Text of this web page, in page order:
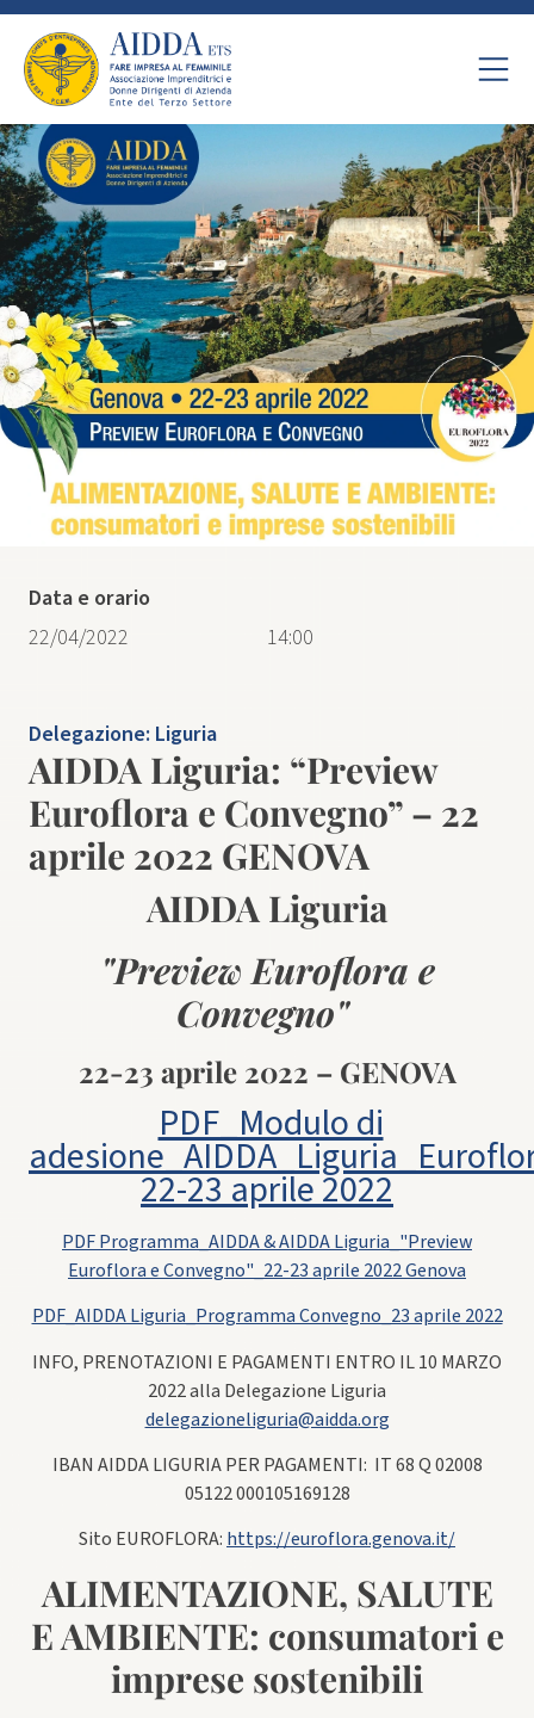
Delegazione: Liguria
AIDDA Liguria: “Preview
Euroflora e Convegno” – 22
aprile 2022 GENOVA
AIDDA Liguria
"Preview Euroflora e
Convegno"
22-23 aprile 2022 – GENOVA
PDF_Modulo di
22-23 aprile 2022
PDF Programma_AIDDA & AIDDA Liguria_"Preview
Euroflora e Convegno"_22-23 aprile 2022 Genova
PDF_AIDDA Liguria_Programma Convegno_23 aprile 2022
INFO, PRENOTAZIONI E PAGAMENTI ENTRO IL 10 MARZO
2022 alla Delegazione Liguria
delegazioneliguria@aidda.org
IBAN AIDDA LIGURIA PER PAGAMENTI: IT 68 Q 02008
05122 000105169128
Sito EUROFLORA: https://euroflora.genova.it/
ALIMENTAZIONE, SALUTE
E AMBIENTE: consumatori e
imprese sostenibili
Data e orario
22/04/2022
14:00